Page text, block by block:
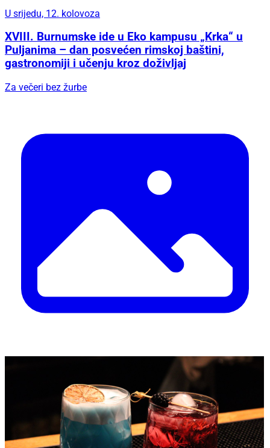
U srijedu, 12. kolovoza
XVIII. Burnumske ide u Eko kampusu „Krka“ u
Puljanima – dan posvećen rimskoj baštini,
gastronomiji i učenju kroz doživljaj
Za večeri bez žurbe